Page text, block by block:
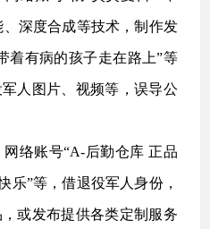
、深度合成等技术，制作发
着有病的孩子走在路上”等
人图片、视频等，误导公
络账号“A-后勤仓库 正品
乐”等，借退役军人身份，
或发布提供各类定制服务